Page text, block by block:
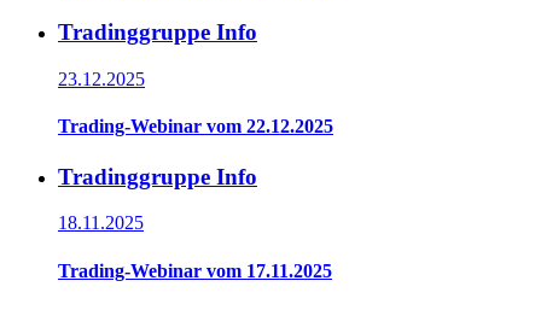
Tradinggruppe Info
23.12.2025
Trading-Webinar vom 22.12.2025
Tradinggruppe Info
18.11.2025
Trading-Webinar vom 17.11.2025